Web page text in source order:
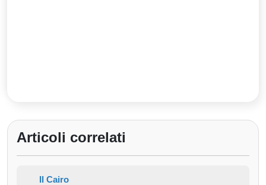
Articoli correlati
Il Cairo